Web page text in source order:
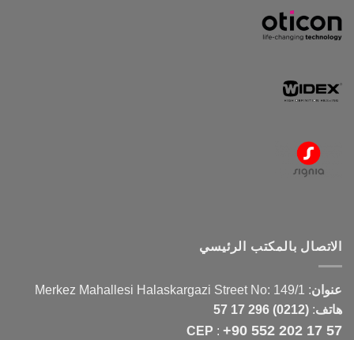
الاتصال بالمكتب الرئيسي
عنوان:
Merkez Mahallesi Halaskargazi Street No: 149/1
هاتف:
(0212) 296 17 57
CEP : +90 552 202 17 57